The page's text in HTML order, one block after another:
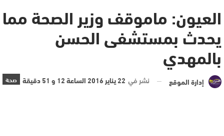
العيون: ماموقف وزير الصحة مما
يحدث بمستشفى الحسن
بالمهدي
صحة إدارة الموقع نشر في 22 يناير 2016 الساعة 12 و 51 دقيقة